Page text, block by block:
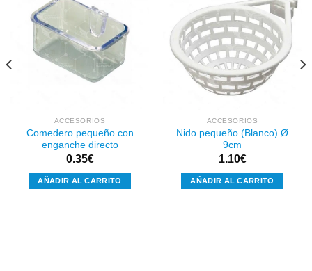
Añadir
a la
lista de
deseos
ACCESORIOS
Comedero pequeño con
enganche directo
0.35€
AÑADIR AL CARRITO
Añadir
a la
lista de
deseos
ACCESORIOS
Nido pequeño (Blanco) Ø
9cm
1.10€
AÑADIR AL CARRITO